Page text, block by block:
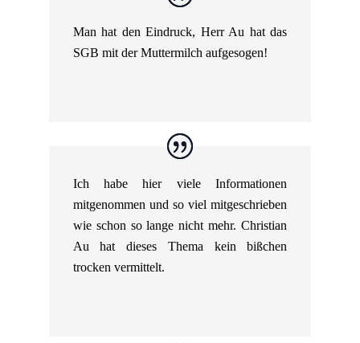
Man hat den Eindruck, Herr Au hat das
SGB mit der Muttermilch aufgesogen!
Ich habe hier viele Informationen
mitgenommen und so viel mitgeschrieben
wie schon so lange nicht mehr. Christian
Au hat dieses Thema kein bißchen
trocken vermittelt.